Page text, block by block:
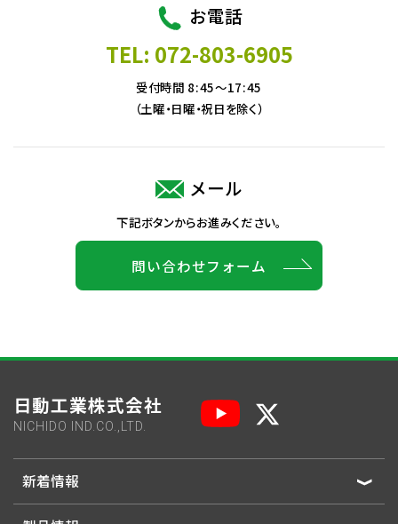
お電話
TEL: 072-803-6905
受付時間 8:45～17:45
（土曜・日曜・祝日を除く）
メール
下記ボタンからお進みください。
問い合わせフォーム
日動工業株式会社
NICHIDO IND.CO.,LTD.
新着情報